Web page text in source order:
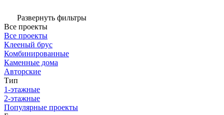
Развернуть фильтры
Все проекты
Все проекты
Клееный брус
Комбинированные
Каменные дома
Авторские
Тип
1-этажные
2-этажные
Популярные проекты